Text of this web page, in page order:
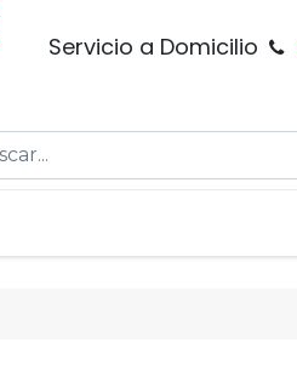
Servicio a Domicilio